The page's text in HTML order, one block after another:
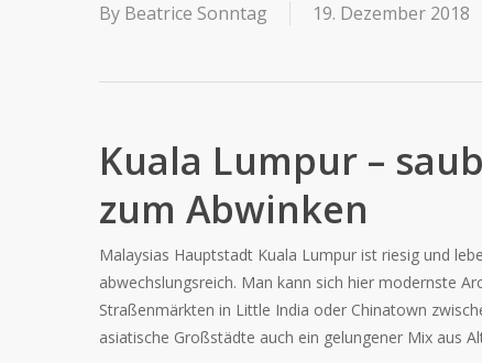
By Beatrice Sonntag 19. Dezember 2018
Kuala Lumpur –
zum Abwinken
Malaysias Hauptstadt Kuala Lumpur ist riesig und
abwechslungsreich. Man kann sich hier modernste
Straßenmärkten in Little India oder Chinatown
asiatische Großstädte auch ein gelungener Mix aus